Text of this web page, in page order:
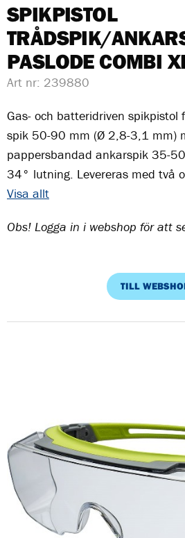
SPIKPISTOL
TRÅDSPIK/
PASLODE COMBI
Art nr: 239880
Gas- och batteridriven spikpistol
spik 50-90 mm (Ø 2,8-3,1 mm)
pappersbandad ankarspik 35-
34° lutning. Levereras med två
Visa allt
Obs! Logga in i webshop för att
TILL